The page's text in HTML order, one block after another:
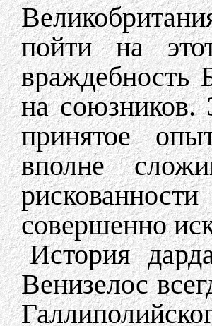
пойти на
враждебность
на союзников.
принятое
вполне
совершенно
История
Венизелос